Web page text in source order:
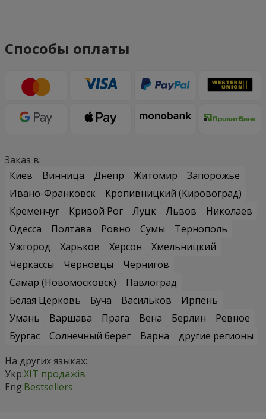
Способы оплаты
Заказ в:
Киев
Винница Днепр Житомир
Запорожье
Ивано-Франковск
Кропивницкий (Кировоград)
Кременчуг
Кривой Рог Луцк Львов
Николаев
Одесса
Полтава Ровно Сумы
Тернополь
Ужгород
Харьков Херсон
Хмельницкий
Черкассы
Черновцы
Чернигов
Самар (Новомосковск)
Павлоград
Белая Церковь
Буча Васильков
Ирпень
Умань
Варшава Прага Вена Берлин
Ревное
Бургас
Солнечный берег Варна
другие регионы
На других языках:
Укр:ХІТ продажів
Eng:Bestsellers